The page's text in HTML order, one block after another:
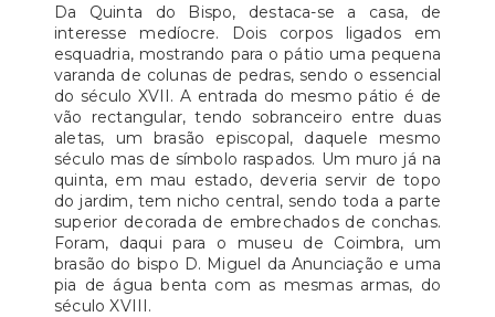
Da Quinta do Bispo, destaca-se a casa, de
interesse medíocre. Dois corpos ligados em
esquadria, mostrando para o pátio uma pequena
varanda de colunas de pedras, sendo o essencial
do século XVII. A entrada do mesmo pátio é de
vão rectangular, tendo sobranceiro entre duas
aletas, um brasão episcopal, daquele mesmo
século mas de símbolo raspados. Um muro já na
quinta, em mau estado, deveria servir de topo
do jardim, tem nicho central, sendo toda a parte
superior decorada de embrechados de conchas.
Foram, daqui para o museu de Coimbra, um
brasão do bispo D. Miguel da Anunciação e uma
pia de água benta com as mesmas armas, do
século XVIII.